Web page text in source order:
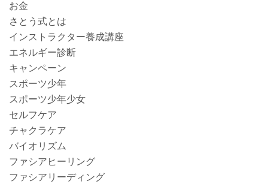
お金
さとう式とは
インストラクター養成講座
エネルギー診断
キャンペーン
スポーツ少年
スポーツ少年少女
セルフケア
チャクラケア
バイオリズム
ファシアヒーリング
ファシアリーディング